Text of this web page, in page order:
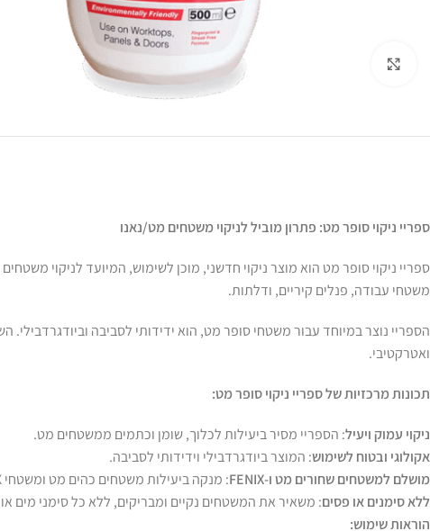
ספריי ניקוי סופר מט: פתרון מוביל לניקוי משטחים מט/נאנו
ספריי ניקוי סופר מט הוא מוצר ניקוי חדשני, מוכן לשימוש, המיועד לניקוי
משטחי עבודה, פנלים קיריים, ודלתות.
הספריי נוצר במיוחד עבור משטחי סופר מט, הוא ידידותי לסביבה
ואטרקטיבי.
תכונות מרכזיות של ספריי ניקוי סופר מט:
ניקוי עמוק ויעיל: הספריי מסיר ביעילות לכלוך, שומן וכתמים ממשטחים מט.
אקולוגי ובטוח לשימוש: המוצר ביודגרדבילי וידידותי לסביבה.
מושלם למשטחים שחורים מט ו-FENIX
: מנקה ביעילות משטחים כהים מט ומשטחי FENIX.
ללא סימנים או פסים: משאיר את המשטחים נקיים ומבריקים, ללא כל סימני מים
הוראות שימוש: